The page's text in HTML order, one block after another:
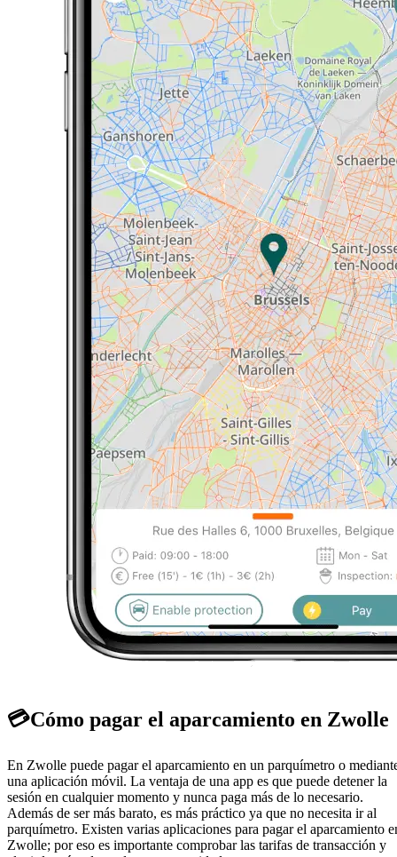
💳Cómo pagar el aparcamiento en Zwolle
En Zwolle puede pagar el aparcamiento en un parquímetro o
una aplicación móvil. La ventaja de una app es que puede detener la
sesión en cualquier momento y nunca paga más de lo necesario.
Además de ser más barato, es más práctico ya que no necesita ir al
parquímetro. Existen varias aplicaciones para pagar el aparcamiento
Zwolle; por eso es importante comprobar las tarifas de transacción y